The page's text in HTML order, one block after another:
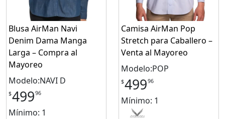
Blusa AirMan Navi
Denim Dama Manga
Larga – Compra al
Mayoreo
Modelo:NAVI D
$49996
Mínimo: 1
Camisa AirMan Pop
Stretch para Caballero –
Venta al Mayoreo
Modelo:POP
$49996
Mínimo: 1